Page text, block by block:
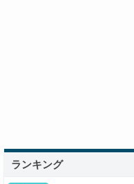
ランキング